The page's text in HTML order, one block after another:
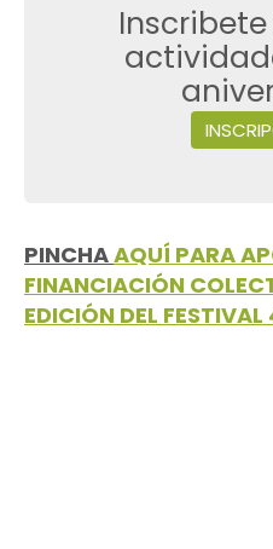
PINCHAAQUÍ PARA
FINANCIACIÓN
EDICIÓN DEL